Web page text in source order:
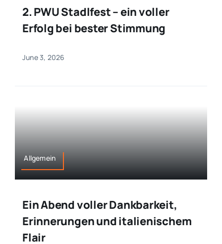
2. PWU Stadlfest – ein voller
Erfolg bei bester Stimmung
June 3, 2026
Allgemein
Ein Abend voller Dankbarkeit,
Erinnerungen und italienischem
Flair